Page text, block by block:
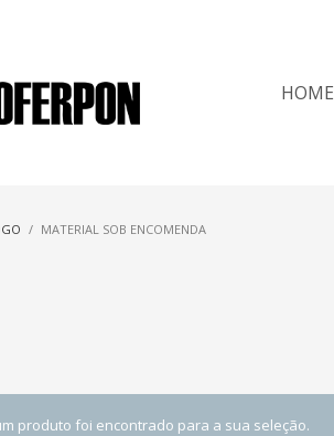
HOME
MATERIAL SOB ENCOMENDA
produto foi encontrado para a sua seleção.